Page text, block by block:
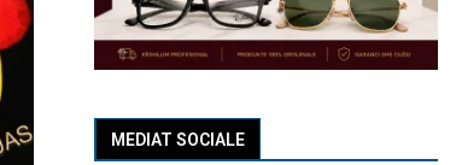
MEDIAT SOCIALE